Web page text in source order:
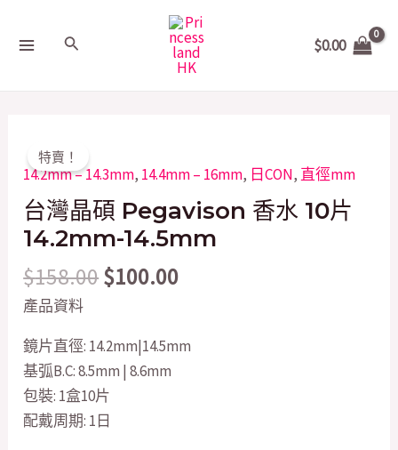
MENU
Search $0.00
特賣！
14.2mm – 14.3mm, 14.4mm – 16mm, 日CON, 直徑mm
台灣晶碩 Pegavison 香水 10片
14.2mm-14.5mm
$158.00
price
was:
$158.00.
$100.00
price
is:
$100.00.
產品資料
鏡片直徑: 14.2mm|14.5mm
基弧B.C: 8.5mm | 8.6mm
包裝: 1盒10片
配戴周期: 1日
灣
晶
碩
Pegavison
香
水
片
14.2mm-
14.5mm
quantity